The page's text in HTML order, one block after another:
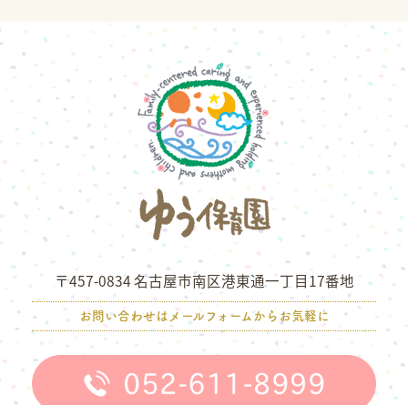
〒457-0834 名古屋市南区港東通一丁目17番地
お問い合わせはメールフォームからお気軽に